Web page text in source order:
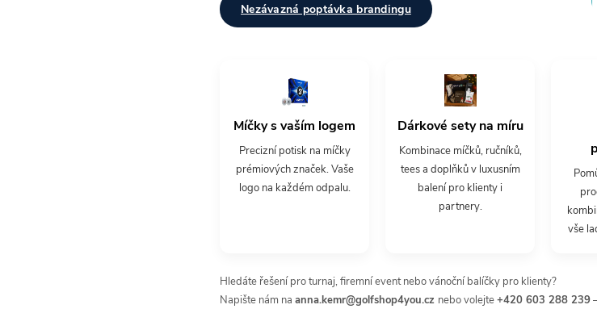
Nezávazná poptávka brandingu
Míčky s vaším logem
Precizní potisk na míčky
prémiových značek. Vaše
logo na každém odpalu.
Dárkové sety na míru
Kombinace míčků, ručníků,
tees a doplňků v luxusním
balení pro klienty i
partnery.
vše
Hledáte řešení pro turnaj, firemní event nebo vánoční balíčky pro klienty?
Napište nám na anna.kemr@golfshop4you.cz nebo volejte+420 603 288 239